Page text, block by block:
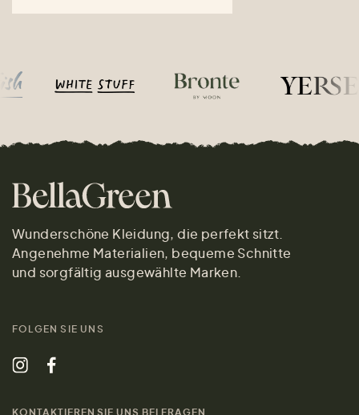
Wunderschöne Kleidung, die perfekt sitzt.
Angenehme Materialien, bequeme Schnitte
und sorgfältig ausgewählte Marken.
FOLGEN SIE UNS
KONTAKTIEREN SIE UNS BEI FRAGEN